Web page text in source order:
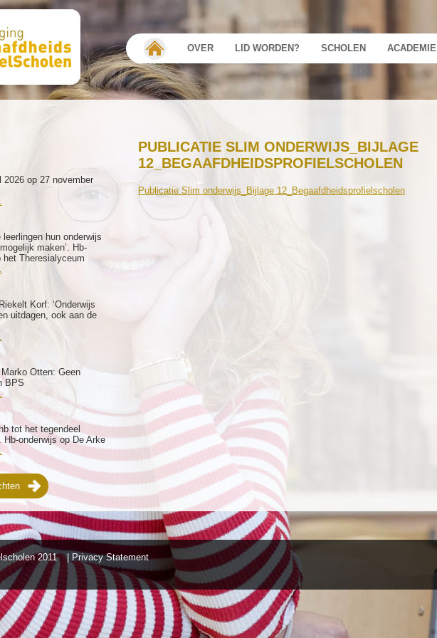
OVER LID WORDEN? SCHOLEN ACADEMIE
2026 op 27 november
leerlingen hun onderwijs
maken’. Hb-
het Theresialyceum
Korf: ‘Onderwijs
uitdagen, ook aan de
Otten: Geen
BPS
tot het tegendeel
Hb-onderwijs op De Arke
PUBLICATIE SLIM ONDERWIJS_BIJLAGE
12_BEGAAFDHEIDSPROFIELSCHOLEN
Publicatie Slim onderwijs_Bijlage 12_Begaafdheidsprofielscholen
2011 | Privacy Statement